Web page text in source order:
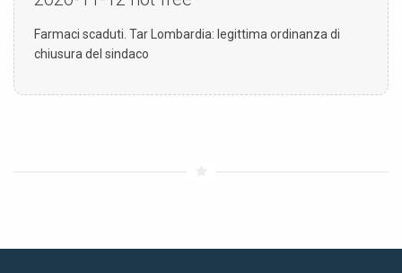
Farmaci scaduti. Tar Lombardia: legittima ordinanza di
chiusura del sindaco